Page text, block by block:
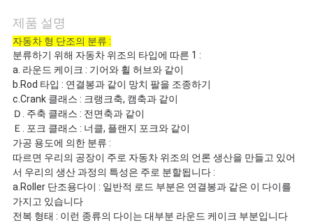
트
맵
PRIVACY
POLICY
제품 설명
자동차 형 단조의 분류 :
분류하기 위해 자동차 위조의 타입에 따른 1 :
a. 라운드 케이크 : 기어와 휠 허브와 같이
b.Rod 타입 : 연결봉과 같이 망치 팔을 조종하기
c.Crank 클래스 : 크랭크축, 캠축과 같이
Ｄ. 주축 클래스 : 전면축과 같이
Ｅ. 포크 클래스 : 너클, 플랜지 포크와 같이
가공 용도에 의한 분류 :
따르면 우리의 공장이 주로 자동차 위조의 언론 생산을 만들고 있어
서 우리의 생산 과정의 특성은 주로 분할됩니다 :
a.Roller 단조용다이 : 일반적 로드 부분은 연결봉과 같은 이 다이를
가지고 있습니다
전복 형태 : 이런 종류의 다이는 대부분 라운드 케이크 부분입니다